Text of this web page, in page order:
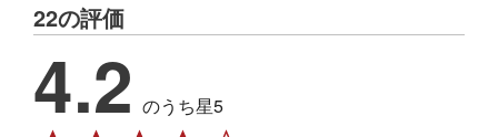
22の評価
4.2 のうち星5